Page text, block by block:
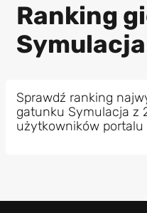
Ranking
Sprawdź ranking
gatunku Symulacja z
użytkowników portalu